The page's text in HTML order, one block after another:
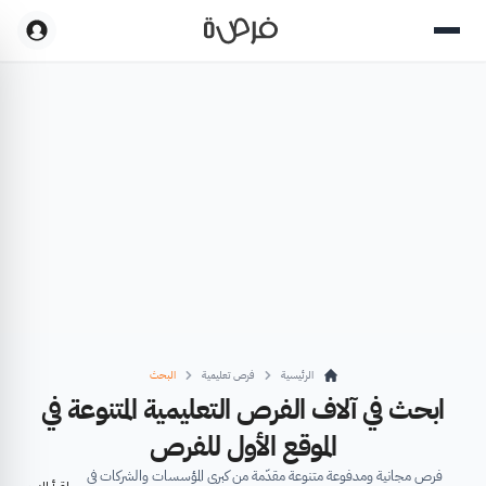
الرئيسية فرص تعليمية البحث
ابحث في آلاف الفرص التعليمية المتنوعة في
الموقع الأول للفرص
فرص مجانية ومدفوعة متنوعة مقدّمة من كبرى المؤسسات والشركات في